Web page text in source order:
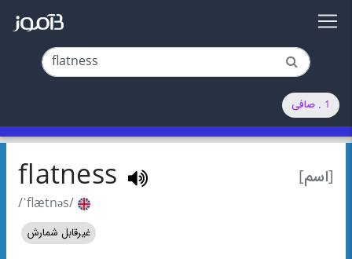
1 . صافی
[اسم] flatness
/ˈflætnəs/
غیرقابل شمارش